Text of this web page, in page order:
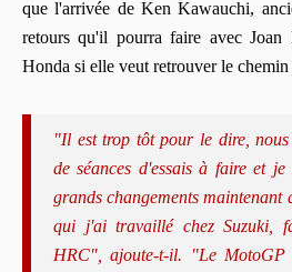
que l'arrivée de Ken Kawauchi,
retours qu'il pourra faire avec
Honda si elle veut retrouver le
"Il est trop tôt pour le dire, nous
de séances d'essais à faire et
grands changements maintenant
qui j'ai travaillé chez Suzuki,
HRC", ajoute-t-il. "Le